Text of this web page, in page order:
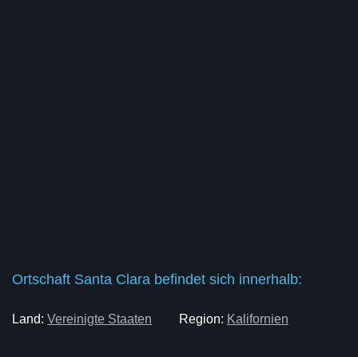
Ortschaft Santa Clara befindet sich innerhalb:
Land: Vereinigte Staaten Region: Kalifornien